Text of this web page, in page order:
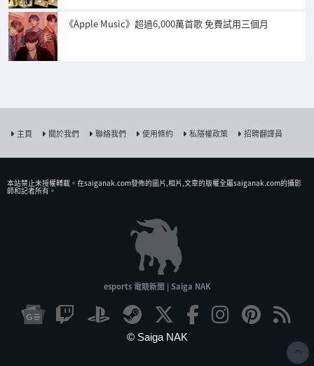
《Apple Music》超過6,000萬首歌 免費試用三個月
主頁 關於我們 聯絡我們 使用條約 私隱權政策 招聘翻譯員
本站禁止未授權𨍭載。在saiganak.com發佈的圖片,相片,文章的版權全屬saiganak.com的攝影
師和記者所有。
esports 電競新聞 | Saiga NAK
© Saiga NAK